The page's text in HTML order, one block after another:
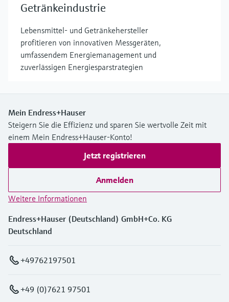
Getränkeindustrie
Lebensmittel- und Getränkehersteller
profitieren von innovativen Messgeräten,
umfassendem Energiemanagement und
zuverlässigen Energiesparstrategien
Mein Endress+Hauser
Steigern Sie die Effizienz und sparen Sie wertvolle Zeit mit
einem Mein Endress+Hauser-Konto!
Jetzt registrieren
Anmelden
Weitere Informationen
Endress+Hauser (Deutschland) GmbH+Co. KG
Deutschland
+49762197501
+49 (0)7621 97501